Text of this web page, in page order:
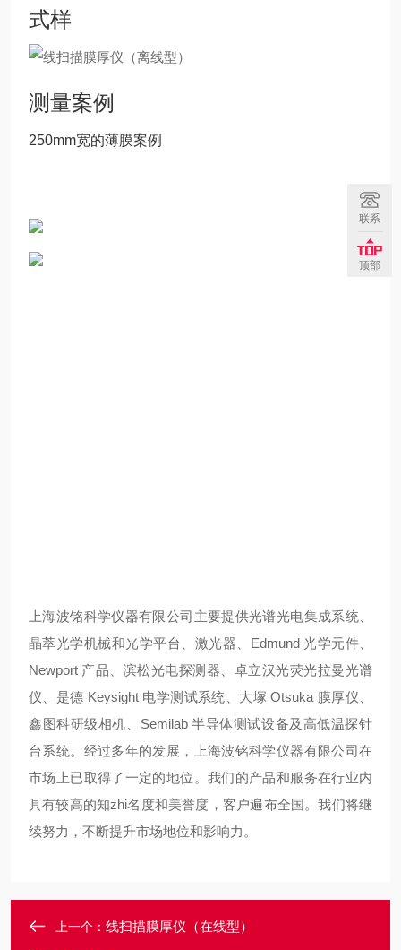
式样
测量案例
250mm宽的薄膜案例
上海波铭科学仪器有限公司主要提供光谱光电集成系统、
晶萃光学机械和光学平台、激光器、Edmund 光学元件、
Newport 产品、滨松光电探测器、卓立汉光荧光拉曼光谱
仪、是德 Keysight 电学测试系统、大塚 Otsuka 膜厚仪、
鑫图科研级相机、Semilab 半导体测试设备及高低温探针
台系统。经过多年的发展，上海波铭科学仪器有限公司在
市场上已取得了一定的地位。我们的产品和服务在行业内
具有较高的知zhi名度和美誉度，客户遍布全国。我们将继
续努力，不断提升市场地位和影响力。
上一个： 线扫描膜厚仪（在线型）
联系
顶部